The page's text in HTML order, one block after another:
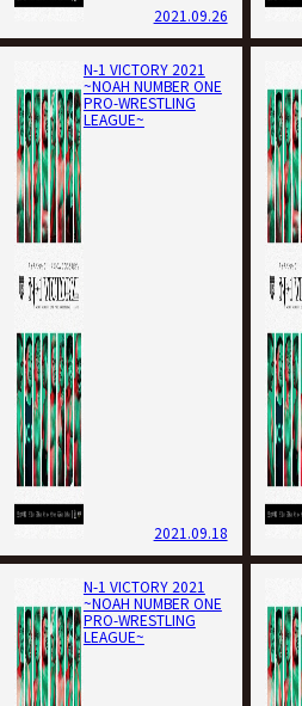
2021.09.26
N-1 VICTORY 2021
~NOAH NUMBER ONE
PRO-WRESTLING
LEAGUE~
2021.09.18
N-1 VICTORY 2021
~NOAH NUMBER ONE
PRO-WRESTLING
LEAGUE~